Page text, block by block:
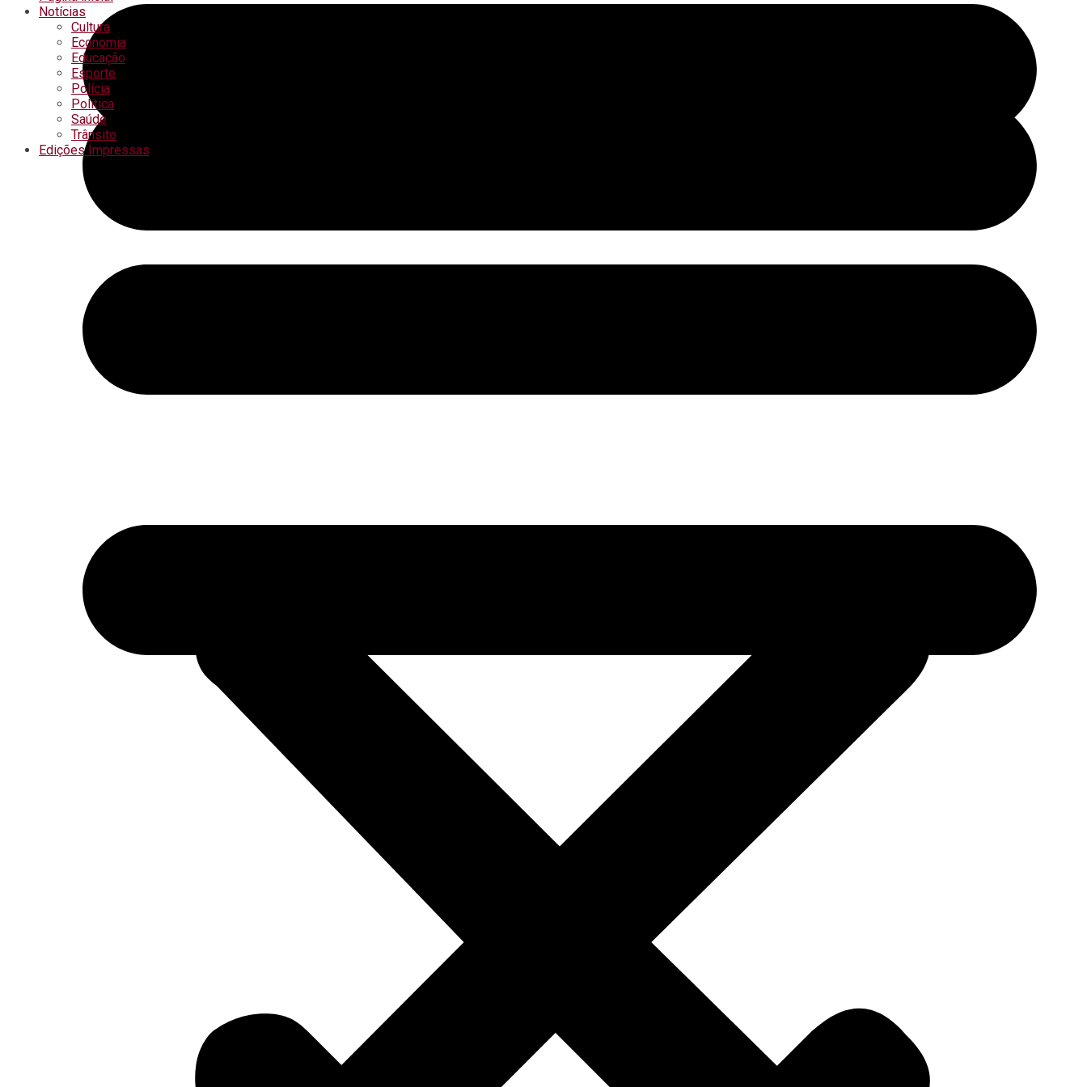
Notícias
Cultura
Economia
Educação
Esporte
Polícia
Política
Saúde
Trânsito
Edições Impressas